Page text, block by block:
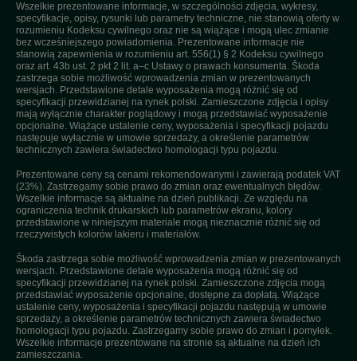
Wszelkie prezentowane informacje, w szczególności zdjęcia, wykresy,
specyfikacje, opisy, rysunki lub parametry techniczne, nie stanowią oferty w
rozumieniu Kodeksu cywilnego oraz nie są wiążące i mogą ulec zmianie
bez wcześniejszego powiadomienia. Prezentowane informacje nie
stanowią zapewnienia w rozumieniu art. 556(1) § 2 Kodeksu cywilnego
oraz art. 43b ust. 2 pkt 2 lit. a–c Ustawy o prawach konsumenta. Škoda
zastrzega sobie możliwość wprowadzenia zmian w prezentowanych
wersjach. Przedstawione detale wyposażenia mogą różnić się od
specyfikacji przewidzianej na rynek polski. Zamieszczone zdjęcia i opisy
mają wyłącznie charakter poglądowy i mogą przedstawiać wyposażenie
opcjonalne. Wiążące ustalenie ceny, wyposażenia i specyfikacji pojazdu
następuje wyłącznie w umowie sprzedaży, a określenie parametrów
technicznych zawiera świadectwo homologacji typu pojazdu.
Prezentowane ceny są cenami rekomendowanymi i zawierają podatek VAT
(23%). Zastrzegamy sobie prawo do zmian oraz ewentualnych błędów.
Wszelkie informacje są aktualne na dzień publikacji. Ze względu na
ograniczenia technik drukarskich lub parametrów ekranu, kolory
przedstawione w niniejszym materiale mogą nieznacznie różnić się od
rzeczywistych kolorów lakieru i materiałów.
Škoda zastrzega sobie możliwość wprowadzenia zmian w prezentowanych
wersjach. Przedstawione detale wyposażenia mogą różnić się od
specyfikacji przewidzianej na rynek polski. Zamieszczone zdjęcia mogą
przedstawiać wyposażenie opcjonalne, dostępne za dopłatą. Wiążące
ustalenie ceny, wyposażenia i specyfikacji pojazdu następują w umowie
sprzedaży, a określenie parametrów technicznych zawiera świadectwo
homologacji typu pojazdu. Zastrzegamy sobie prawo do zmian i pomyłek.
Wszelkie informacje prezentowane na stronie są aktualne na dzień ich
zamieszczania.